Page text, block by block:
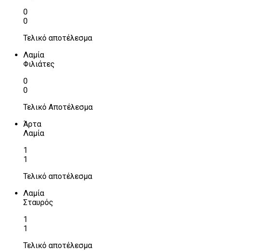
0
0
Τελικό αποτέλεσμα
Λαμία
Φιλιάτες
0
0
Τελικό Αποτέλεσμα
Άρτα
Λαμία
1
1
Τελικό αποτέλεσμα
Λαμία
Σταυρός
1
1
Τελικό αποτέλεσμα